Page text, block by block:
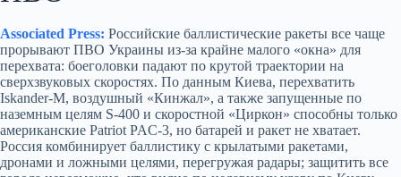
Associated Press: Российские баллистические ракеты все чаще
прорывают ПВО Украины из‑за крайне малого «окна» для
перехвата: боеголовки падают по крутой траектории на
сверхзвуковых скоростях. По данным Киева, перехватить
Iskander‑M, воздушный «Кинжал», а также запущенные по
наземным целям S‑400 и скоростной «Циркон» способны только
американские Patriot PAC‑3, но батарей и ракет не хватает.
Россия комбинирует баллистику с крылатыми ракетами,
дронами и ложными целями, перегружая радары; защитить все